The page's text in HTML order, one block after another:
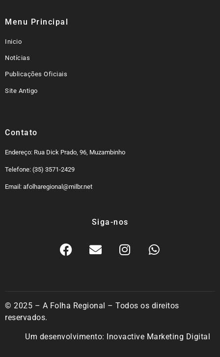
Menu Principal
Inicio
Notícias
Publicações Oficiais
Site Antigo
Contato
Endereço: Rua Dick Prado, 96, Muzambinho
Telefone: (35) 3571-2429
Email: afolharegional@milbr.net
Siga-nos
© 2025 – A Folha Regional – Todos os direitos
reservados.
Um desenvolvimento: Inovactive Marketing Digital